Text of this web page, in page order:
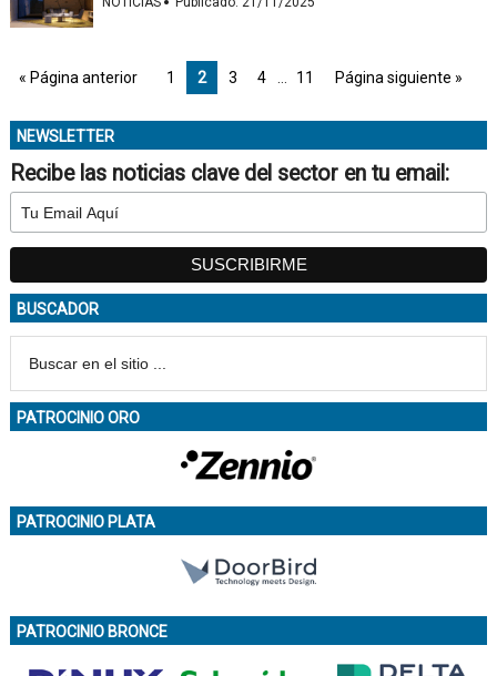
« Página anterior 1 2 3 4 11 Página siguiente »
NEWSLETTER
Recibe las noticias clave del sector en tu email:
BUSCADOR
PATROCINIO ORO
PATROCINIO PLATA
PATROCINIO BRONCE